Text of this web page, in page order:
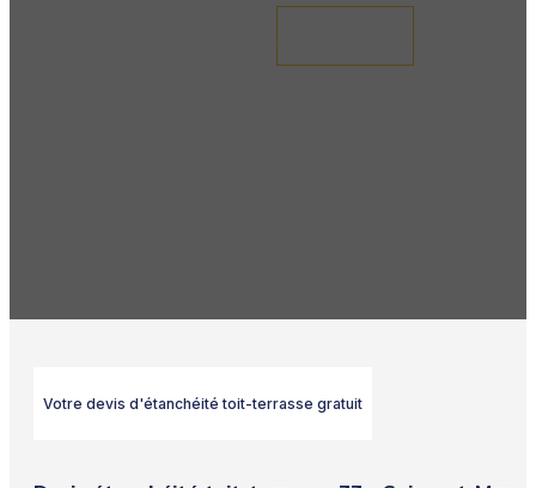
Votre devis d'étanchéité toit-terrasse gratuit